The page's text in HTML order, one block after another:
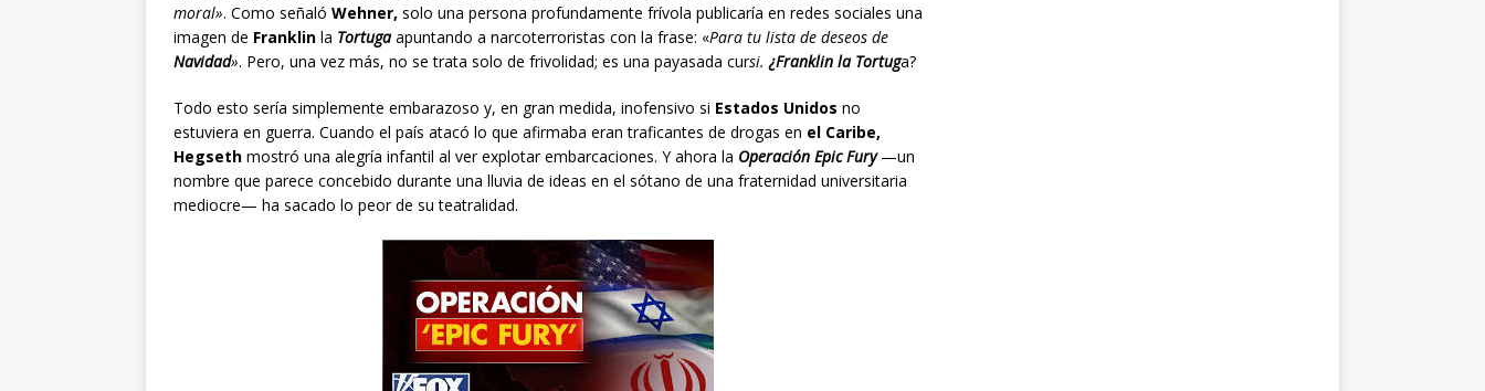
moral». Como señaló Wehner, solo una persona profundamente frívola publicaría en redes sociales una
imagen de Franklin la Tortugaapuntando a narcoterroristas con la frase: «Para tu lista de deseos de
Navidad». Pero, una vez más, no se trata solo de frivolidad; es una payasada cursi. ¿Franklin la Tortuga?
Todo esto sería simplemente embarazoso y, en gran medida, inofensivo si Estados Unidos no
estuviera en guerra. Cuando el país atacó lo que afirmaba eran traficantes de drogas en el Caribe,
Hegseth mostró una alegría infantil al ver explotar embarcaciones. Y ahora la Operación Epic Fury —un
nombre que parece concebido durante una lluvia de ideas en el sótano de una fraternidad universitaria
mediocre— ha sacado lo peor de su teatralidad.